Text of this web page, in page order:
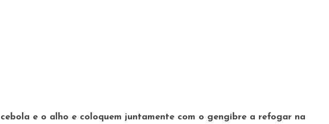
e o alho e coloquem juntamente com o gengibre a refogar na